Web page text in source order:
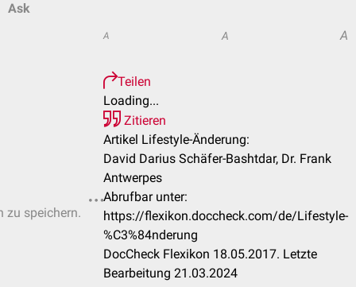
Ask
zu speichern.
A A A
Teilen
Loading...
Zitieren
Artikel Lifestyle-Änderung:
David Darius Schäfer-Bashtdar, Dr. Frank
Antwerpes
Abrufbar unter:
https://flexikon.doccheck.com/de/Lifestyle-
%C3%84nderung
DocCheck Flexikon 18.05.2017. Letzte
Bearbeitung 21.03.2024